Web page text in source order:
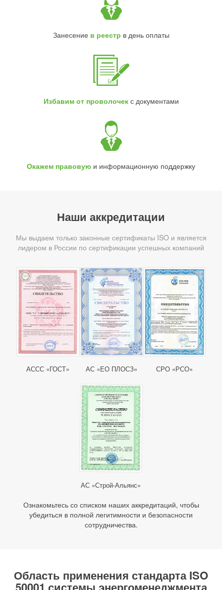
Занесение в реестр в день оплаты
Избавим от проволочекс документами
Окажем правовую и информационную поддержку
Наши аккредитации
Мы выдаем только законные сертификаты ISO и является
лидером в России по сертификации успешных компаний
АССС «ГОСТ» АС «ЕО ПЛОСЗ» СРО «РСО»
АС «Строй-Альянс»
Ознакомьтесь со списком наших аккредитаций, чтобы
убедиться в полной легитимности и безопасности
сотрудничества.
Область применения стандарта ISO